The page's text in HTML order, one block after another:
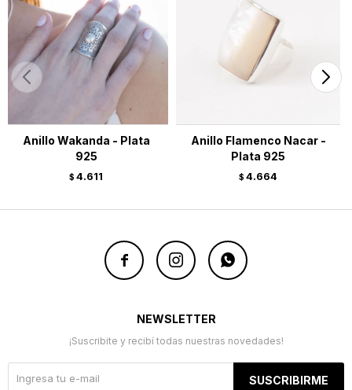
Anillo Wakanda - Plata
925
$ 4.611
Anillo Flamenco Nacar -
Plata 925
$ 4.664
  
NEWSLETTER
¡Suscribite y recibí todas nuestras novedades!
SUSCRIBIRME